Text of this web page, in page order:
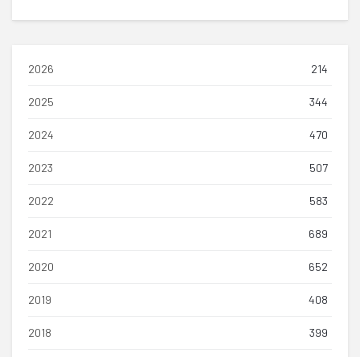
2026 214
2025 344
2024 470
2023 507
2022 583
2021 689
2020 652
2019 408
2018 399